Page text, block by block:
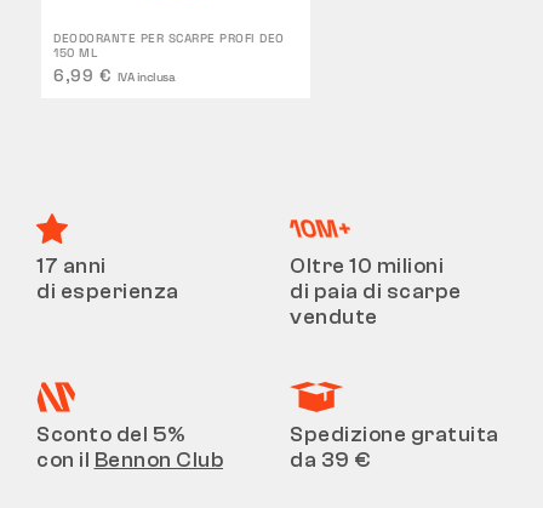
DEODORANTE PER SCARPE PROFI DEO
150 ML
6,99 € IVA inclusa
17 anni
di esperienza
Oltre 10 milioni
di paia di scarpe
vendute
Sconto del 5%
con il Bennon Club
Spedizione gratuita
da 39 €